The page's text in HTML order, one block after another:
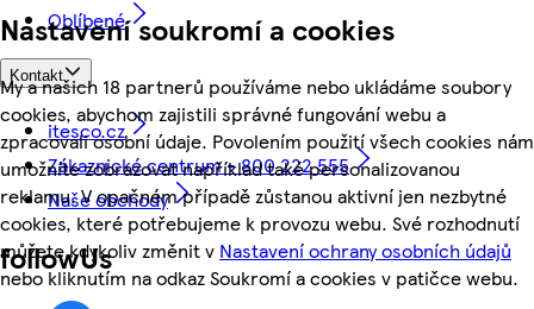
Nastavení soukromí a cookies
My a našich 18 partnerů používáme nebo ukládáme soubory
cookies, abychom zajistili správné fungování webu a
zpracovali osobní údaje. Povolením použití všech cookies nám
umožníte zobrazovat například také personalizovanou
reklamu. V opačném případě zůstanou aktivní jen nezbytné
cookies, které potřebujeme k provozu webu. Své rozhodnutí
můžete kdykoliv změnit v Nastavení ochrany osobních údajů
nebo kliknutím na odkaz Soukromí a cookies v patičce webu.
Oblíbené
Kontakt
itesco.cz
Zákaznické centrum - 800 222 555
Naše obchody
followUs